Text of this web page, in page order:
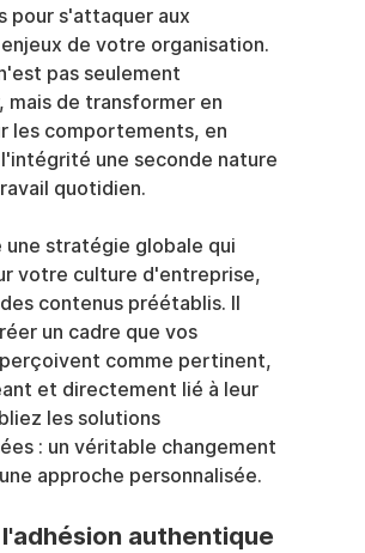
pour s'attaquer aux
de votre organisation.
pas seulement
mais de transformer en
les comportements, en
une seconde nature
quotidien.
une stratégie globale qui
votre culture d'entreprise,
contenus préétablis. Il
un cadre que vos
comme pertinent,
et directement lié à leur
les solutions
: un véritable changement
approche personnalisée.
authentique